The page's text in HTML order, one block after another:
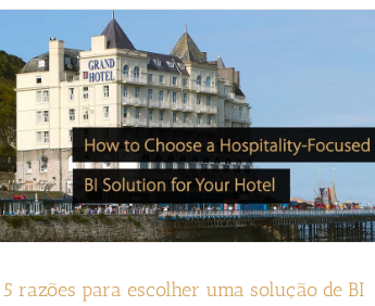
5 razões para escolher uma solução de BI